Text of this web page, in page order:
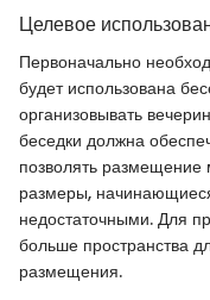
Целевое
Первоначально
будет использована
организовывать
беседки должна
позволять размещение
размеры,
недостаточными. Для
больше пространства
размещения.